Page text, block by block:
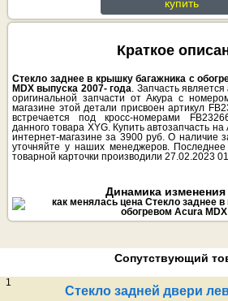
купить
Краткое
Стекло заднее в крышку багажника с
MDX выпуска 2007- года. Запчасть является
оригинальной запчасти от Акура с
магазине этой детали присвоен артикул
встречается под кросс-номерами
данного товара XYG. Купить автозапчасть
интернет-магазине за 3900 руб. О наличие
уточняйте у наших менеджеров.
товарной карточки производили 27.02.2023
Динамика
Сопутствующий
1
Стекло задней двери